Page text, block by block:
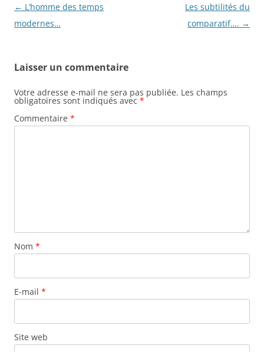
Navigation
des
← L’homme des temps
modernes…
Les subtilités du
comparatif…. →
Laisser un commentaire
Votre adresse e-mail ne sera pas publiée. Les champs
obligatoires sont indiqués avec *
Commentaire *
Nom *
E-mail *
Site web